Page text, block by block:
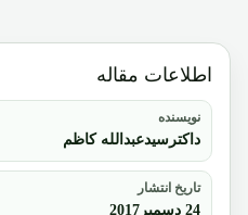
اطلاعات مقاله
نویسنده
داکترسیدعبدالله کاظم
تاریخ انتشار
24 دسمبر2017